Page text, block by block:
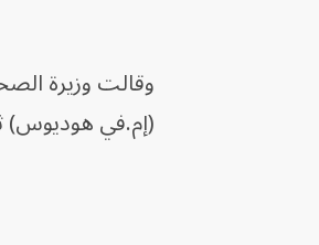
وقالت وزيرة
(إم.في هوديوس)